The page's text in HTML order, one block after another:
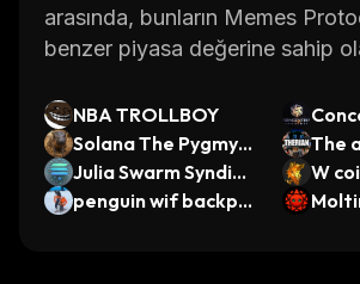
arasında, bunların Memes
benzer piyasa değerine sahip
NBA TROLLBOY
es
Solana The Pygmy
Hippo
The
ou
Julia Swarm Syndica
te
W
penguin wif backpa